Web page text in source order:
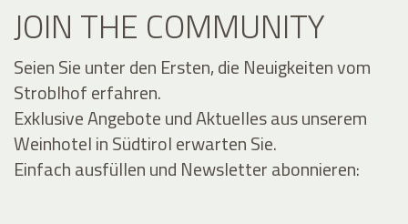
JOIN THE COMMUNITY
Seien Sie unter den Ersten, die Neuigkeiten vom
Stroblhof erfahren.
Exklusive Angebote und Aktuelles aus unserem
Weinhotel in Südtirol erwarten Sie.
Einfach ausfüllen und Newsletter abonnieren: